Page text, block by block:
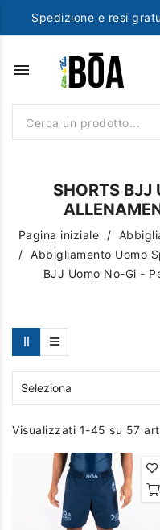
Spedizione e resi
menu
SHORTS BJJ
Pagina iniziale
Abbigliamento Uomo
BJJ Uomo No-Gi -
Seleziona
Visualizzati 1-45 su 57